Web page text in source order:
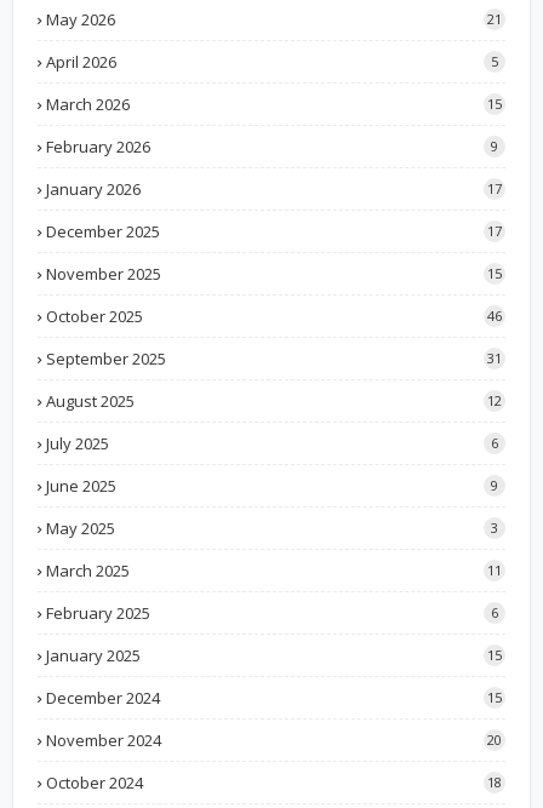
May 2026 21
April 2026 5
March 2026 15
February 2026 9
January 2026 17
December 2025 17
November 2025 15
October 2025 46
September 2025 31
August 2025 12
July 2025 6
June 2025 9
May 2025 3
March 2025 11
February 2025 6
January 2025 15
December 2024 15
November 2024 20
October 2024 18